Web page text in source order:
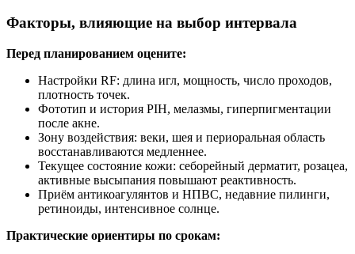
Факторы, влияющие на выбор интервала
Перед планированием оцените:
Настройки RF: длина игл, мощность, число проходов,
плотность точек.
Фототип и история PIH, мелазмы, гиперпигментации
после акне.
Зону воздействия: веки, шея и периоральная область
восстанавливаются медленнее.
Текущее состояние кожи: себорейный дерматит, розацеа,
активные высыпания повышают реактивность.
Приём антикоагулянтов и НПВС, недавние пилинги,
ретиноиды, интенсивное солнце.
Практические ориентиры по срокам: